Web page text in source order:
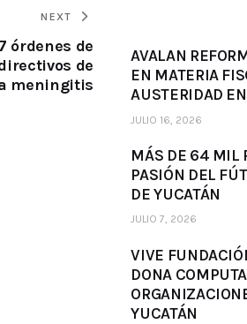
NEXT
órdenes de
de
meningitis
AVALAN
EN MATERIA
AUSTERIDAD
JULIO 16, 2026
MÁS DE 64 MIL
PASIÓN DEL
DE YUCATÁN
JULIO 7, 2026
VIVE
DONA
YUCATÁN